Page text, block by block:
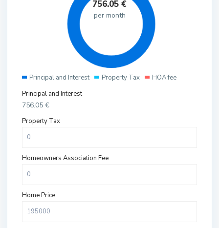
756.05 €
per month
Principal and Interest Property Tax
HOA fee
Principal and Interest
756.05 €
Property Tax
Homeowners Association Fee
Home Price